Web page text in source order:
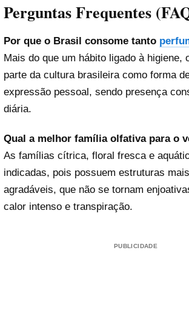
Perguntas Frequentes
Por que o Brasil consome tanto
Mais do que um hábito ligado à higiene,
parte da cultura brasileira como forma
expressão pessoal, sendo presença
diária.
Qual a melhor família olfativa para o
As famílias cítrica, floral fresca e
indicadas, pois possuem estruturas
agradáveis, que não se tornam
calor intenso e transpiração.
PUBLICIDADE